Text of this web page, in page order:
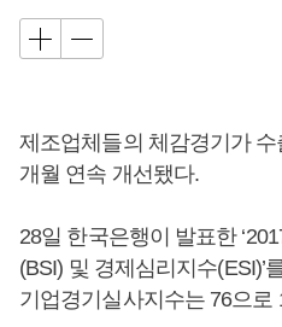
제조업체들의 체감경기가
개월 연속 개선됐다.
28일 한국은행이 발표한
(BSI) 및 경제심리지수(ESI)’
기업경기실사지수는 76으로